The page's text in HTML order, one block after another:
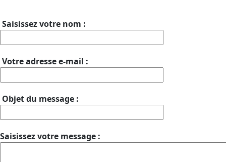
Saisissez votre nom :
Votre adresse e-mail :
Objet du message :
Saisissez votre message :